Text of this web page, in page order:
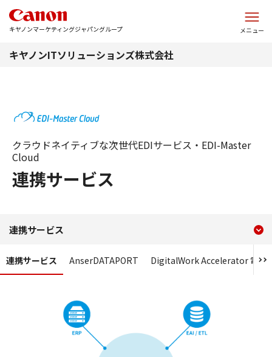
キヤノンマーケティングジャパングループ メニュー
キヤノンITソリューションズ株式会社
連携サービス
クラウドネイティブな次世代EDIサービス・EDI-Master
Cloud
連携サービス
連携サービス AnserDATAPORT DigitalWork Accelerator 電子